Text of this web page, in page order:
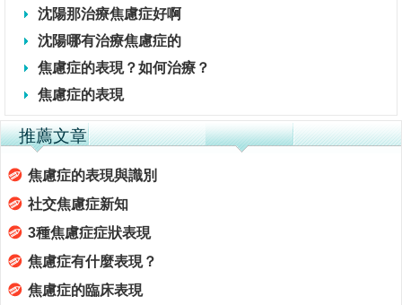
沈陽那治療焦慮症好啊
沈陽哪有治療焦慮症的
焦慮症的表現？如何治療？
焦慮症的表現
推薦文章
焦慮症的表現與識別
社交焦慮症新知
3種焦慮症症狀表現
焦慮症有什麼表現？
焦慮症的臨床表現